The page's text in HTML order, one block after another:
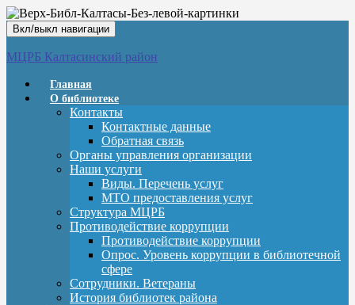
Вкл/выкл навигации
МЦРБ Калтасинский район
Главная
О библиотеке
Контакты
Контактные данные
Обратная связь
Органы управления организации
Наши услуги
Виды. Перечень услуг
МТО предоставления услуг
Структура МЦРБ
Противодействие коррупции
Противодействие коррупции
Опрос. Уровень коррупции в библиотечной
сфере
Сотрудники. Ветераны
История библиотек района